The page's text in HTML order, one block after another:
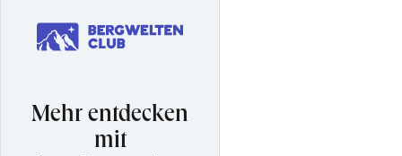
Mehr entdecken
mit